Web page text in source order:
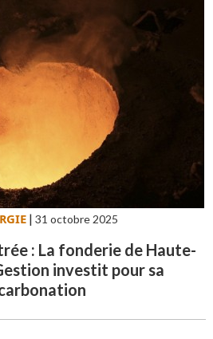
|31 octobre 2025
: La fonderie de Haute-
investit pour sa